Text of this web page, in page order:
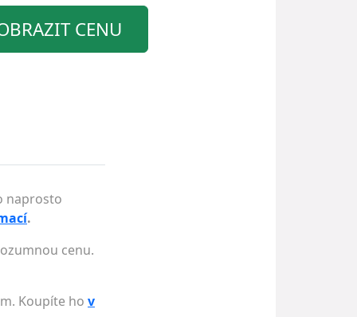
CENU
naprosto
.
cenu.
Koupíte ho v